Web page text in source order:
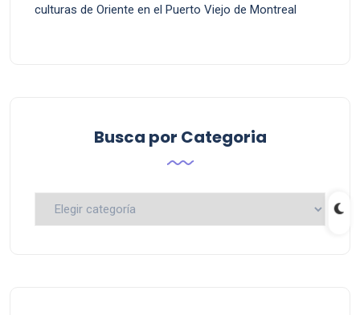
culturas de Oriente en el Puerto Viejo de Montreal
Busca por Categoria
Busca